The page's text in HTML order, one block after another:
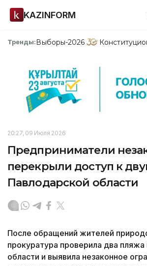
KAZINFORM
Тренды:Выборы-2026
20:27, 09 Июля 2026
Предприниматели
перекрыли доступ к
Павлодарской области
После обращений жителей
прокуратура проверила два
области и выявила незаконное